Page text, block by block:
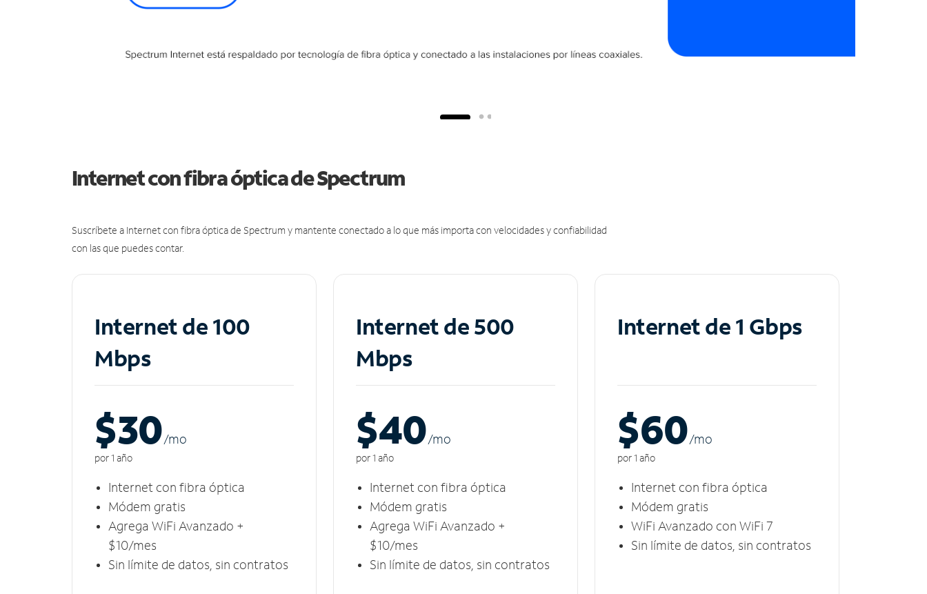
Internet con fibra óptica de Spectrum
Suscríbete a Internet con fibra óptica de Spectrum y mantente conectado a lo que más importa con velocidades y confiabilidad
con las que puedes contar.
Internet de 100
Mbps
$30/mo
por 1 año
Internet con fibra óptica
Módem gratis
Agrega WiFi Avanzado +
$10/mes
Sin límite de datos, sin contratos
Internet de 500
Mbps
$40/mo
por 1 año
Internet con fibra óptica
Módem gratis
Agrega WiFi Avanzado +
$10/mes
Sin límite de datos, sin contratos
Internet de 1 Gbps
$60/mo
por 1 año
Internet con fibra óptica
Módem gratis
WiFi Avanzado con WiFi 7
Sin límite de datos, sin contratos